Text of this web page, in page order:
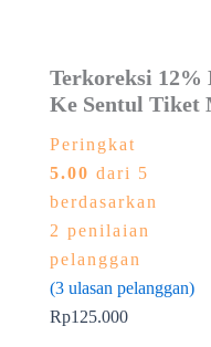
Terkoreksi 12%
Ke Sentul Tiket
Peringkat
5.00 dari 5
berdasarkan
2 penilaian
pelanggan
(3ulasan pelanggan)
Rp125.000